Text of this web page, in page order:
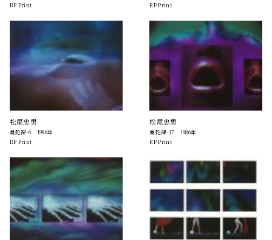
RP Print
RP Print
松尾忠男
曼陀裸-6 1986年
RP Print
松尾忠男
曼陀裸-17 1986年
RP Print